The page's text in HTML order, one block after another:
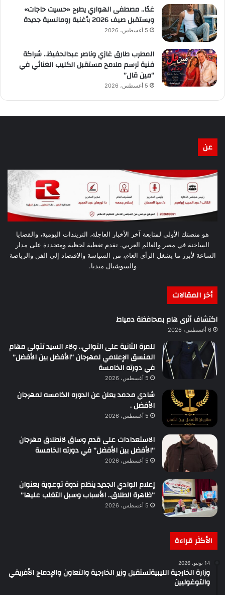
غدًا.. مصطفى الهواري يطرح «حسيت حاجات»
ويستقبل صيف 2026 بأغنية رومانسية جديدة
5 أغسطس، 2026
المطرب طارق غازي وناصر عبدالحفيظ.. شراكة
فنية ترسم ملامح مستقبل الكليب الغنائي في
“مين قال”
5 أغسطس، 2026
عن
هو منصتك الأولى لمتابعة آخر الأخبار العاجلة، التريندات اليومية، والقضايا
الساخنة في مصر والعالم العربي. نقدم تغطية لحظية ومتجددة على مدار
الساعة لأبرز ما يشغل الرأي العام، من السياسة والاقتصاد إلى الفن والرياضة
والسوشيال ميديا.
أخر المقالات
اكتشاف أثرى هام بمحافظة دمياط
6 أغسطس، 2026
للمرة الثانية على التوالي.. ولاء السيد تتولى مهام
المنسق الإعلامي لمهرجان “الأفضل بين الأفضل”
في دورته الخامسة
5 أغسطس، 2026
شادي محمد يعلن عن الدوره الخامسه لمهرجان
الأفضل .
5 أغسطس، 2026
الاستعدادات على قدم وساق لانطلاق مهرجان
“الأفضل بين الأفضل” في دورته الخامسة
5 أغسطس، 2026
إعلام الوادي الجديد ينظم ندوة توعوية بعنوان
“ظاهرة الطلاق.. الأسباب وسبل التغلب عليها”
5 أغسطس، 2026
الأكثر قراءة
14 يونيو، 2026
وزارة الخارجية الليبيةتستقبل وزير الخارجية والتعاون والإدماج الأفريقي
والتوغوليين